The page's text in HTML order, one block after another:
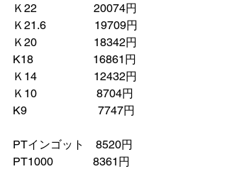
Ｋ22　　　　　20074円
Ｋ21.6　　　　 19709円
Ｋ20　　　　　18342円
K18　　　　　 16861円
Ｋ14　　　　　12432円
Ｋ10　　　　　 8704円
K9　　　　　　 7747円
PTインゴット　8520円
PT1000　　　  8361円